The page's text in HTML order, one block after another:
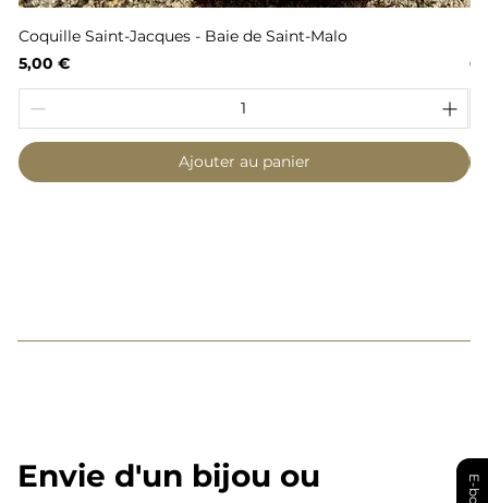
Coquille Saint-Jacques - Baie de Saint-Malo
Prix
5,00 €
Ajouter au panier
Envie d'un bijou ou